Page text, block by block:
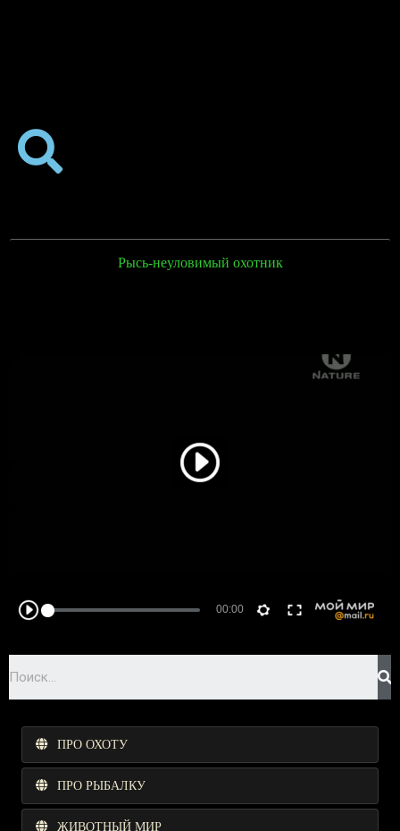
Рысь-неуловимый охотник
ПРО ОХОТУ
ПРО РЫБАЛКУ
ЖИВОТНЫЙ МИР